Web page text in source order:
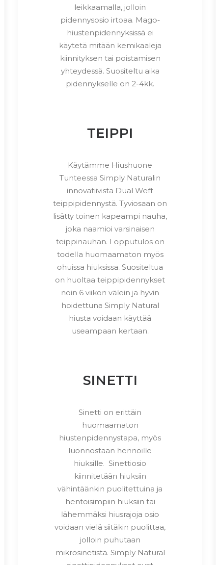
leikkaamalla, jolloin
pidennysosio irtoaa. Mago-
hiustenpidennyksissä ei
käytetä mitään kemikaaleja
kiinnityksen tai poistamisen
yhteydessä. Suositeltu aika
pidennykselle on 2-4kk.
TEIPPI
Käytämme Hiushuone
Tunteessa Simply Naturalin
innovatiivista Dual Weft
teippipidennystä. Tyviosaan on
lisätty toinen kapeampi nauha,
joka naamioi varsinaisen
teippinauhan. Lopputulos on
todella huomaamaton myös
ohuissa hiuksissa. Suositeltua
on huoltaa teippipidennykset
noin 6 viikon välein ja hyvin
hoidettuna Simply Natural
hiusta voidaan käyttää
useampaan kertaan.
SINETTI
Sinetti on erittäin
huomaamaton
hiustenpidennystapa, myös
luonnostaan hennoille
hiuksille. Sinettiosio
kiinnitetään hiuksiin
vähintäänkin puolitettuina ja
hentoisimpiin hiuksiin tai
lähemmäksi hiusrajoja osio
voidaan vielä siitäkin puolittaa,
jolloin puhutaan
mikrosinetistä. Simply Natural